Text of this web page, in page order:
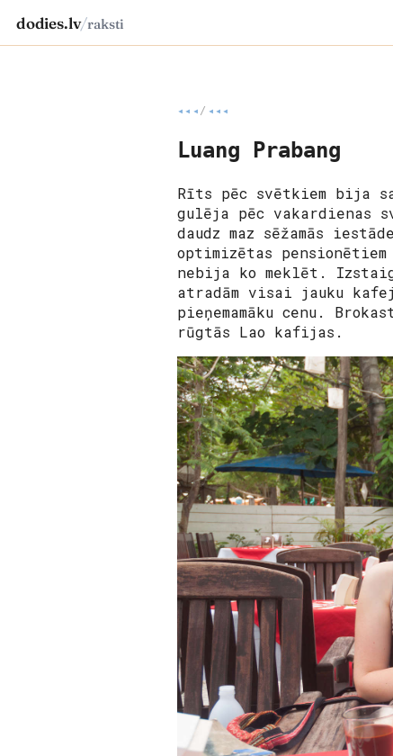
dodies.lv/raksti
◂◂◂ / ◂◂◂
Luang Prabang
Rīts pēc svētkiem bija
gulēja pēc
daudz maz sēžamās
optimizētas
nebija ko meklēt.
atradām visai jauku
pieņemamāku cenu.
rūgtās Lao kafijas.